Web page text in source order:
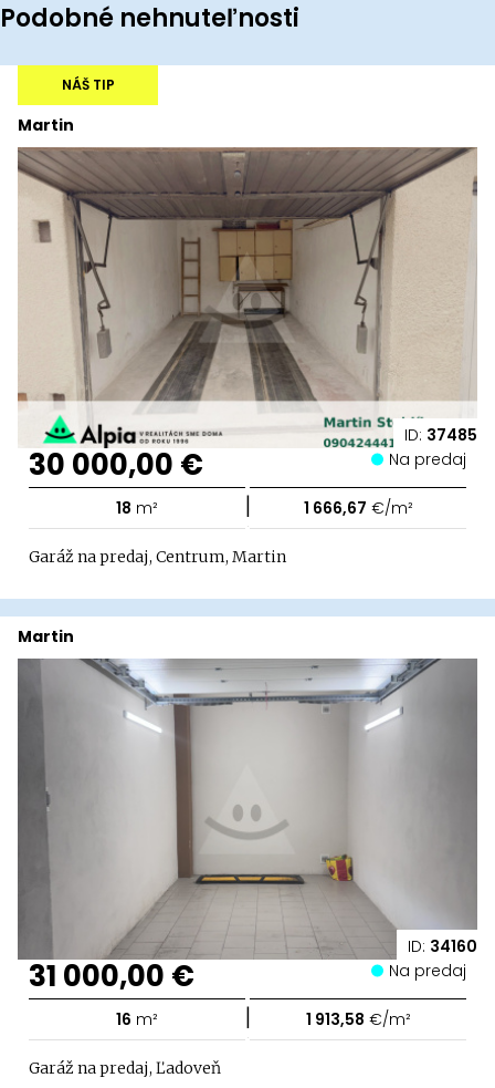
Podobné nehnuteľnosti
ID: 37485
Martin
NÁŠ TIP
30 000,00 € Na predaj
18 m² | 1 666,67 €/m²
Garáž na predaj, Centrum, Martin
ID: 34160
Martin
31 000,00 € Na predaj
16 m² | 1 913,58 €/m²
Garáž na predaj, Ľadoveň